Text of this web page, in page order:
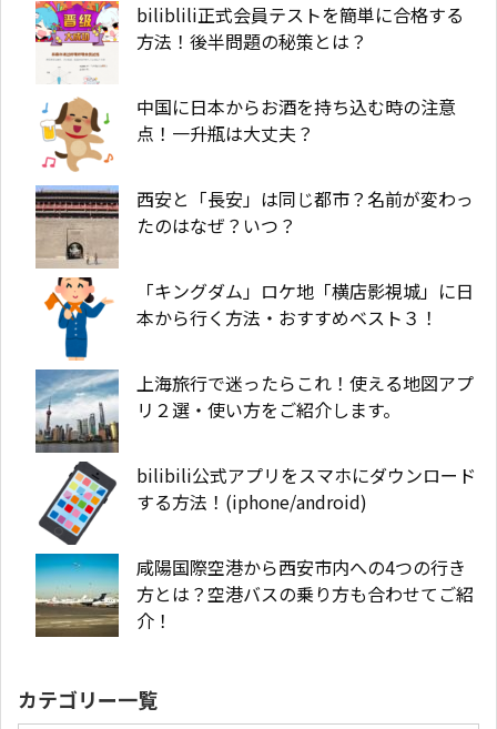
biliblili正式会員テストを簡単に合格する
方法！後半問題の秘策とは？
中国に日本からお酒を持ち込む時の注意
点！一升瓶は大丈夫？
西安と「長安」は同じ都市？名前が変わっ
たのはなぜ？いつ？
「キングダム」ロケ地「横店影視城」に日
本から行く方法・おすすめベスト３！
上海旅行で迷ったらこれ！使える地図アプ
リ２選・使い方をご紹介します。
bilibili公式アプリをスマホにダウンロード
する方法！(iphone/android)
咸陽国際空港から西安市内への4つの行き
方とは？空港バスの乗り方も合わせてご紹
介！
カテゴリー一覧